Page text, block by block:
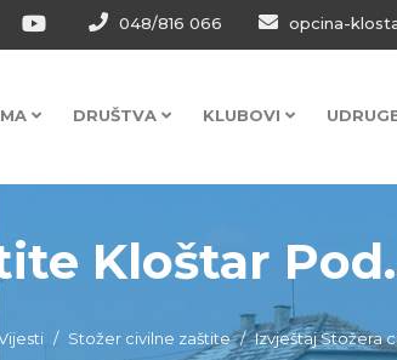
048/816 066 opcina-
DRUŠTVA KLUBOVI
Kloštar
Stožer civilne zaštite Izvještaj Stožera